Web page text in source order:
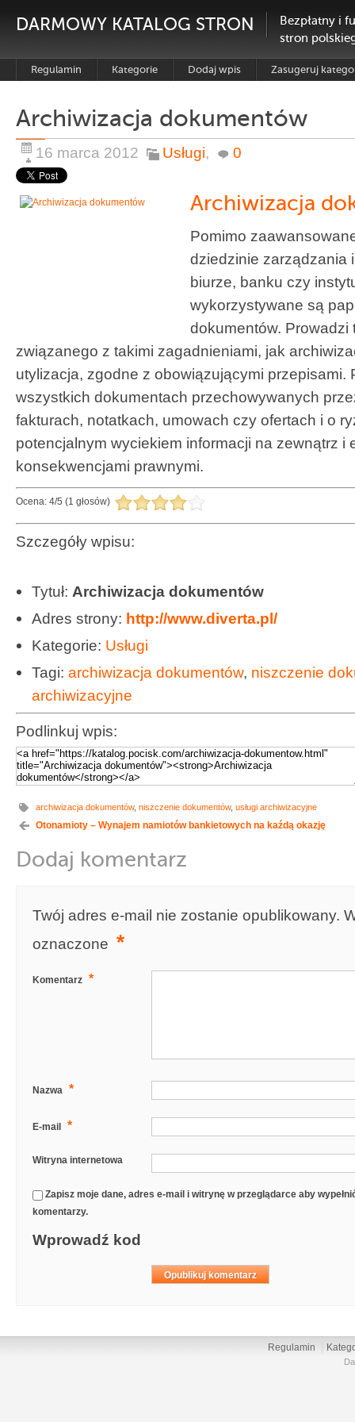
DARMOWY KATALOG STRON
Bezpłatny i
stron
Regulamin Kategorie Dodaj wpis Zasugeruj
Archiwizacja dokumentów
16 marca 2012 Usługi, 0
Archiwizacja
Pomimo
dziedzinie zarządzania
biurze, banku czy
wykorzystywane są
dokumentów. Prowadzi
związanego z takimi zagadnieniami, jak
utylizacja, zgodne z obowiązującymi przepisami.
wszystkich dokumentach przechowywanych
fakturach, notatkach, umowach czy ofertach i o
potencjalnym wyciekiem informacji na zewnątrz i
konsekwencjami prawnymi.
Ocena: 4/5 (1 głosów)
Szczegóły wpisu:
Tytuł: Archiwizacja dokumentów
Adres strony: http://www.diverta.pl/
Kategorie: Usługi
Tagi: archiwizacja dokumentów, niszczenie
archiwizacyjne
Podlinkuj wpis:
archiwizacja dokumentów, niszczenie dokumentów, usługi archiwizacyjne
Otonamioty – Wynajem namiotów bankietowych na kaźdą okazję
Dodaj komentarz
Twój adres e-mail nie zostanie opublikowany.
oznaczone *
Komentarz *
Nazwa *
E-mail *
Witryna internetowa
Zapisz moje dane, adres e-mail i witrynę w przeglądarce aby
komentarzy.
Wprowadź kod
Regulamin